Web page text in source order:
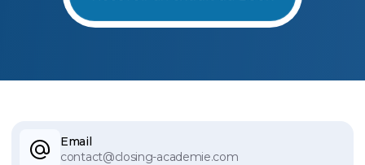
Email
contact@closing-academie.com